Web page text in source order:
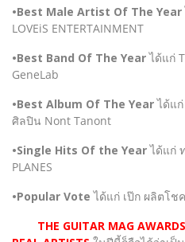
•Best Male Artist Of The Year
LOVEiS ENTERTAINMENT
•Best Band Of The Yearได้แก่
GeneLab
•Best Album Of The Yearได้แ
ศิลปิน Nont Tanont
•Single Hits Of the Yearได้แก่
PLANES
•Popular Vote ได้แก่ เป๊ก ผลิตโช
THE GUITAR MAG